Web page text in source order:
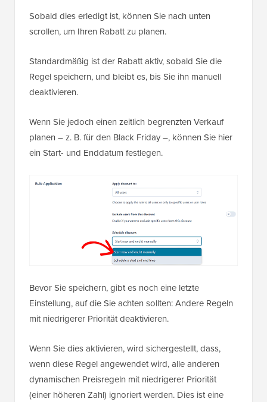
Sobald dies erledigt ist, können Sie nach unten
scrollen, um Ihren Rabatt zu planen.
Standardmäßig ist der Rabatt aktiv, sobald Sie die
Regel speichern, und bleibt es, bis Sie ihn manuell
deaktivieren.
Wenn Sie jedoch einen zeitlich begrenzten Verkauf
planen – z. B. für den Black Friday –, können Sie hier
ein Start- und Enddatum festlegen.
Bevor Sie speichern, gibt es noch eine letzte
Einstellung, auf die Sie achten sollten: Andere Regeln
mit niedrigerer Priorität deaktivieren.
Wenn Sie dies aktivieren, wird sichergestellt, dass,
wenn diese Regel angewendet wird, alle anderen
dynamischen Preisregeln mit niedrigerer Priorität
(einer höheren Zahl) ignoriert werden. Dies ist eine